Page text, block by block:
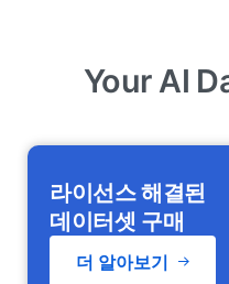
Your AI
라이선스 해결된
데이터셋 구매
더 알아보기